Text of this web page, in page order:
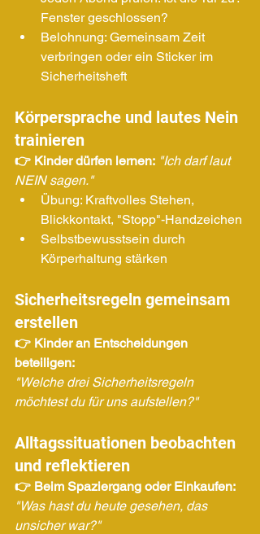
Fenster geschlossen?
Belohnung: Gemeinsam Zeit
verbringen oder ein Sticker im
Sicherheitsheft
Körpersprache und lautes Nein
trainieren
👉 Kinder dürfen lernen: "Ich darf laut
NEIN sagen."
Übung: Kraftvolles Stehen,
Blickkontakt, "Stopp"-Handzeichen
Selbstbewusstsein durch
Körperhaltung stärken
Sicherheitsregeln gemeinsam
erstellen
👉 Kinder an Entscheidungen
beteiligen:
"Welche drei Sicherheitsregeln
möchtest du für uns aufstellen?"
Alltagssituationen beobachten
und reflektieren
👉 Beim Spaziergang oder Einkaufen:
"Was hast du heute gesehen, das
unsicher war?"